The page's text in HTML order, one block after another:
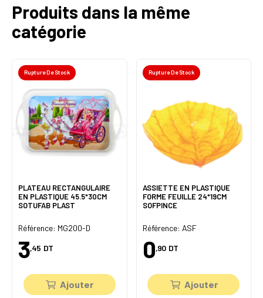
Produits dans la même
catégorie
Rupture De Stock
PLATEAU RECTANGULAIRE
EN PLASTIQUE 45.5*30CM
SOTUFAB PLAST
Référence: MG200-D
3,45 DT
Ajouter
Rupture De Stock
ASSIETTE EN PLASTIQUE
FORME FEUILLE 24*19CM
SOFPINCE
Référence: ASF
0,90 DT
Ajouter